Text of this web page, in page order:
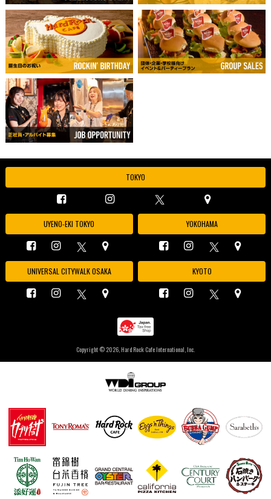
TOKYO
UYENO-EKI TOKYO YOKOHAMA
UNIVERSAL CITYWALK OSAKA KYOTO
Copyright © 2026, Hard Rock Cafe International, Inc.